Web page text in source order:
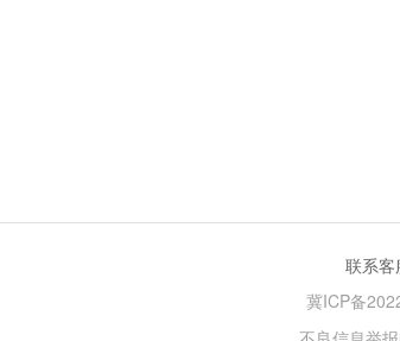
联系客
冀ICP备